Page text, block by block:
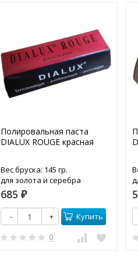
Полировальная паста
DIALUX ROUGE красная
Вес бруска: 145 гр.
для золота и серебра
685 ₽
- + Купить
0